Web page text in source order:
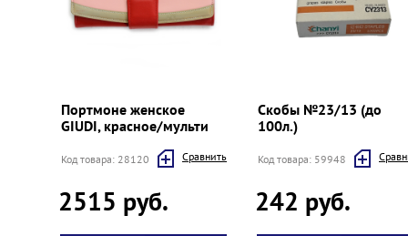
Портмоне женское
GIUDI, красное/мульти
Код товара: 28120 Cравнить
2515 руб.
Скобы №23/13 (до
100л.)
Код товара: 59948
242 руб.